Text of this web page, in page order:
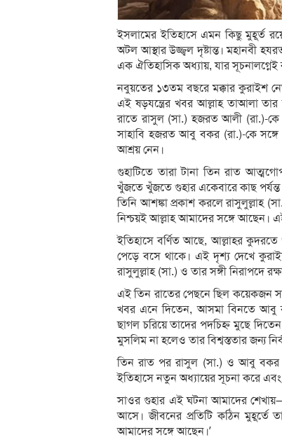
ইসলামের ইতিহাসে এমন কিছু মুহূর্ত
অটল আস্থার উজ্জ্বল দৃষ্টান্ত। মহানবী
এক ঐতিহাসিক অধ্যায়, যার সূচনালগ্নেই
নবুয়তের ১৩তম বছরে মক্কার কুরাইশ
এই ষড়যন্ত্রের খবর আল্লাহ তাআলা তার
রাতে রাসুল (সা.) হজরত আলী (রা.)-কে
সাহাবি হজরত আবু বকর (রা.)-কে সঙ্গে
আশ্রয় নেন।
গুহাটিতে তারা টানা তিন রাত
খুঁজতে খুঁজতে গুহার একেবারে কাছ
তিনি আশঙ্কা প্রকাশ করলে রাসুলুল্লাহ
নিশ্চয়ই আল্লাহ আমাদের সঙ্গে আছেন।
ইতিহাসে বর্ণিত আছে, আল্লাহর
পেড়ে বসে থাকে। এই দৃশ্য দেখে
রাসুলুল্লাহ (সা.) ও তার সঙ্গী নিরাপদে
এই তিন রাতের পেছনে ছিল কয়েকজন
খবর এনে দিতেন, আসমা বিনতে আবু
ছাগল চরিয়ে তাদের পদচিহ্ন মুছে
মুসলিম না হলেও তার বিশ্বস্ততার জন্য
তিন রাত পর রাসুল (সা.) ও আবু বকর
ইতিহাসে নতুন অধ্যায়ের সূচনা করে এবং
সাওর গুহার এই ঘটনা আমাদের শেখায়—
আসে। জীবনের প্রতিটি কঠিন মুহূর্তে
আমাদের সঙ্গে আছেন।’